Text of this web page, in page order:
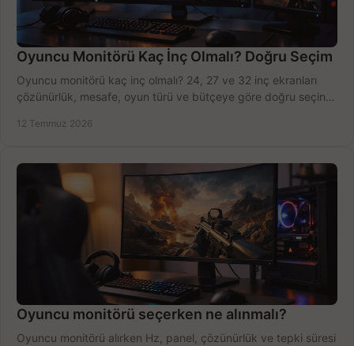
Oyuncu Monitörü Kaç İnç Olmalı? Doğru Seçim
Oyuncu monitörü kaç inç olmalı? 24, 27 ve 32 inç ekranları
çözünürlük, mesafe, oyun türü ve bütçeye göre doğru seçin,
12 Temmuz 2026
Oyuncu monitörü seçerken ne alınmalı?
Oyuncu monitörü alırken Hz, panel, çözünürlük ve tepki süresi